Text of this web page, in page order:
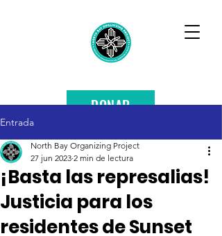
DONAR
Entrada
¡Basta las represalias!
Justicia para los
residentes de Sunset
North Bay Organizing Project
27 jun 2023 2 min de lectura